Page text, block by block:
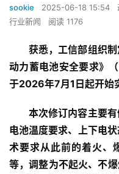
sookie 2025-06-18 15:54
行业新闻
阅读 1176
获悉，工信部组织
动力蓄电池安全要求》
于2026年7月1日起开始
本次修订内容主要
电池温度要求、上下电
术要求从此前的着火、
等，调整为不起火、不